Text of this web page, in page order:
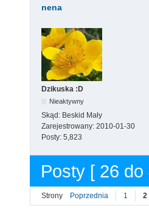
nena
Dzikuska :D
Nieaktywny
Skąd: Beskid Mały
Zarejestrowany: 2010-01-30
Posty: 5,823
Posty [ 26 do
Strony Poprzednia 1 2